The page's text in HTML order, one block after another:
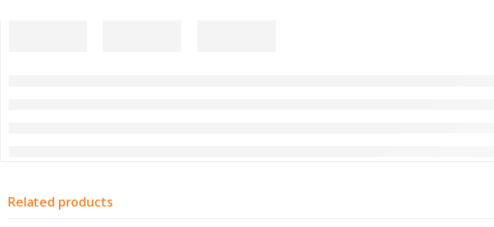
Related products